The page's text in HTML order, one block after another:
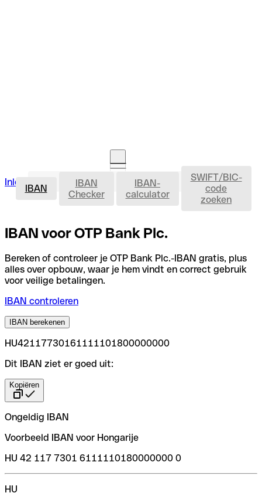
Inloggen Rekening openen IBAN
IBAN
IBAN
Checker
IBAN-
calculator
SWIFT/BIC-
code
zoeken
IBAN voor OTP Bank Plc.
Bereken of controleer je OTP Bank Plc.-IBAN gratis, plus
alles over opbouw, waar je hem vindt en correct gebruik
voor veilige betalingen.
IBAN controleren
IBAN berekenen
HU42117730161111101800000000
Dit IBAN ziet er goed uit:
Kopiëren
Ongeldig IBAN
Voorbeeld IBAN voor Hongarije
HU 42 117 7301 6111110180000000 0
HU